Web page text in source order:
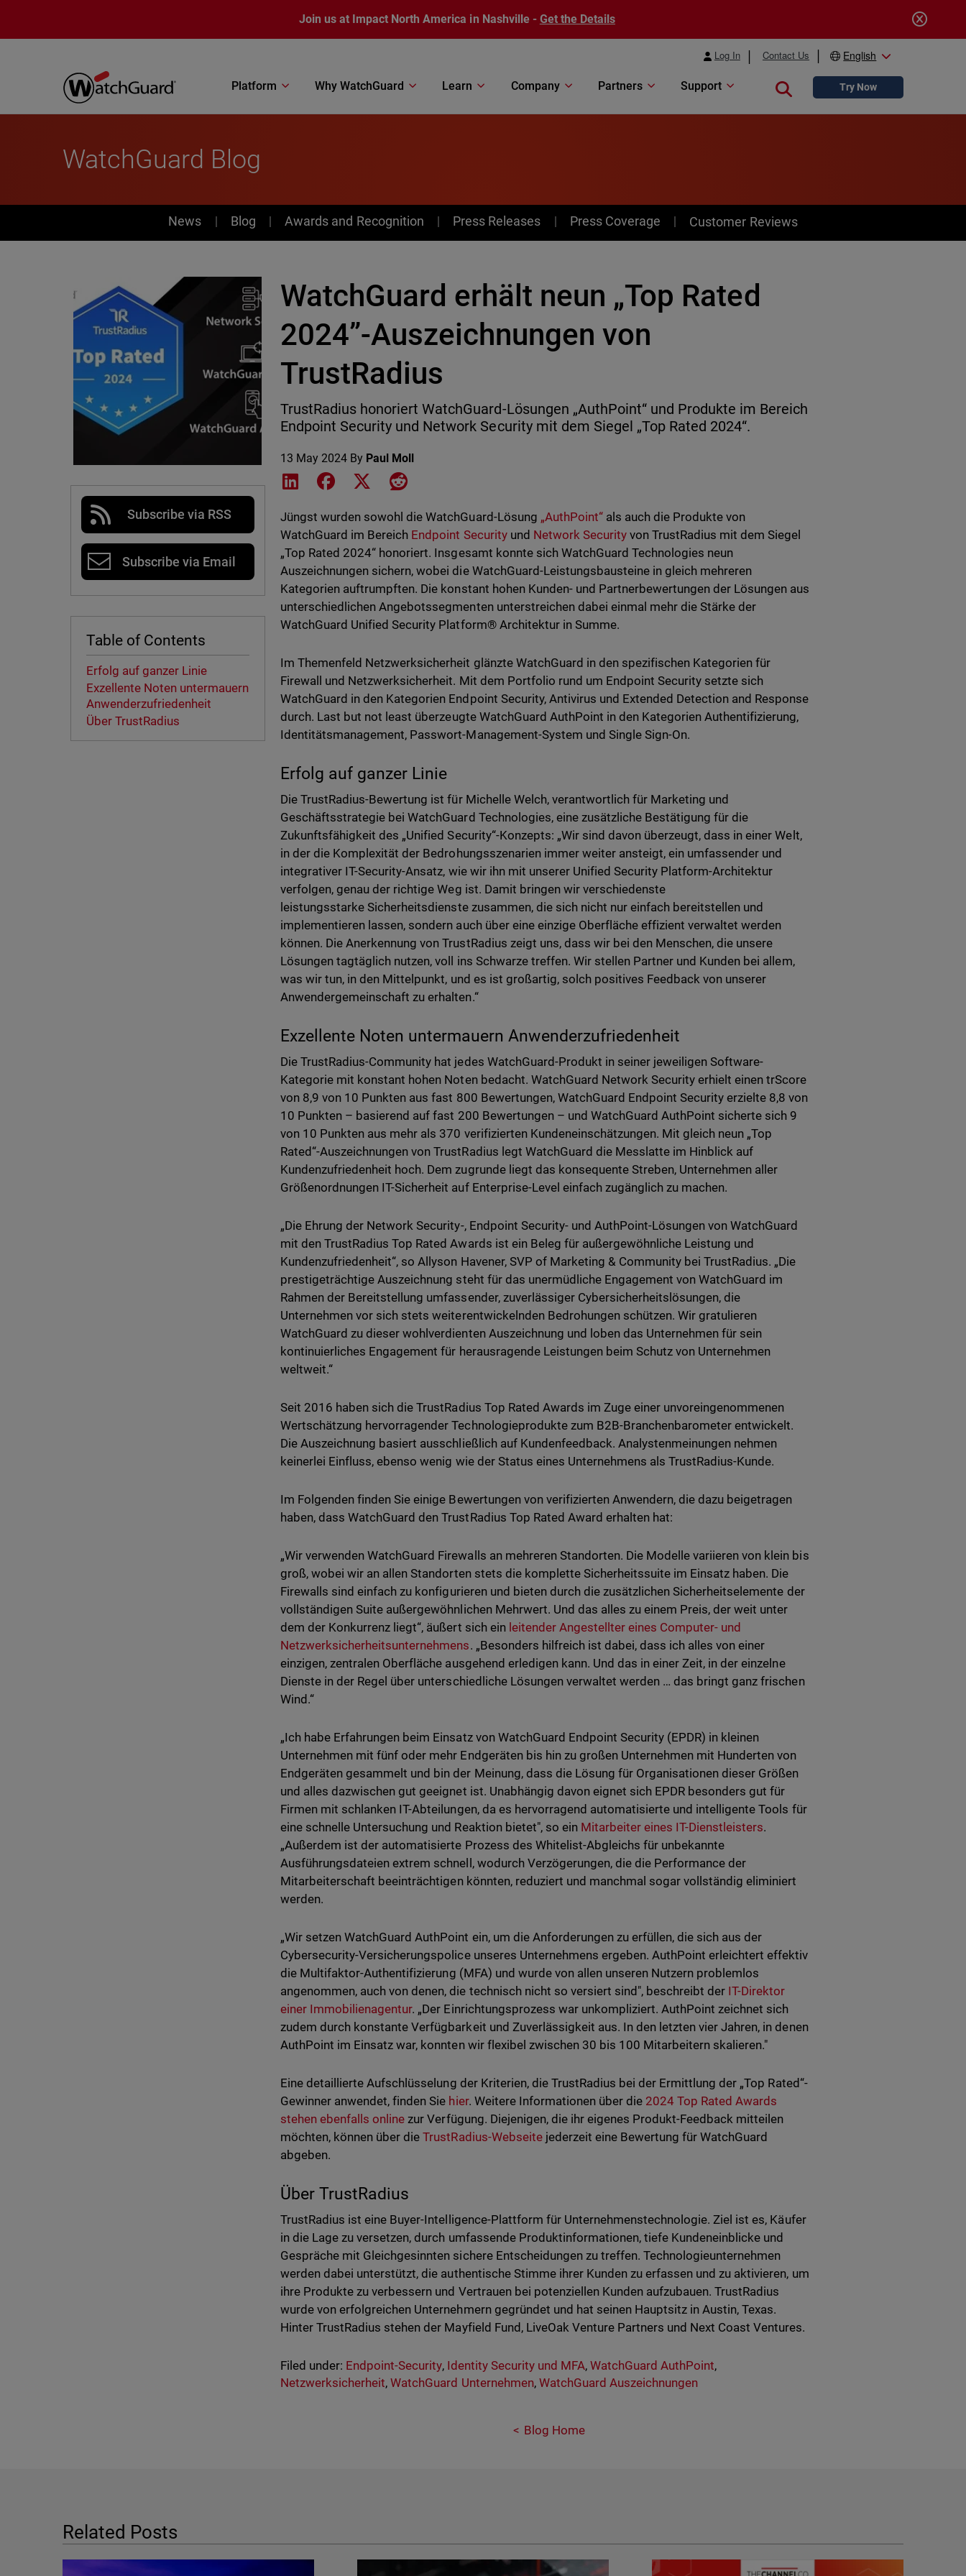
Join us at Impact North America in Nashville - Get the Details
Log In Contact Us English
Platform Why WatchGuard Learn Company Partners Support Close searchTry Now
WatchGuard Blog
News
News Blog Awards and Recognition Press Releases Press Coverage Customer Reviews
Subscribe via RSS
Subscribe via Email
Table of Contents
Erfolg auf ganzer Linie
Exzellente Noten untermauern
Anwenderzufriedenheit
Über TrustRadius
WatchGuard erhält neun „Top Rated
2024”-Auszeichnungen von
TrustRadius
TrustRadius honoriert WatchGuard-Lösungen „AuthPoint“ und Produkte im Bereich
Endpoint Security und Network Security mit dem Siegel „Top Rated 2024“.
13 May 2024 By Paul Moll
Share on LinkedIn
Share on Facebook
Share on XShare on Reddit
Jüngst wurden sowohl die WatchGuard-Lösung „AuthPoint“als auch die Produkte von
WatchGuard im Bereich Endpoint Securityund Network Security von TrustRadius mit dem Siegel
„Top Rated 2024“ honoriert. Insgesamt konnte sich WatchGuard Technologies neun
Auszeichnungen sichern, wobei die WatchGuard-Leistungsbausteine in gleich mehreren
Kategorien auftrumpften. Die konstant hohen Kunden- und Partnerbewertungen der Lösungen aus
unterschiedlichen Angebotssegmenten unterstreichen dabei einmal mehr die Stärke der
WatchGuard Unified Security Platform® Architektur in Summe.
Im Themenfeld Netzwerksicherheit glänzte WatchGuard in den spezifischen Kategorien für
Firewall und Netzwerksicherheit. Mit dem Portfolio rund um Endpoint Security setzte sich
WatchGuard in den Kategorien Endpoint Security, Antivirus und Extended Detection and Response
durch. Last but not least überzeugte WatchGuard AuthPoint in den Kategorien Authentifizierung,
Identitätsmanagement, Passwort-Management-System und Single Sign-On.
Erfolg auf ganzer Linie
Die TrustRadius-Bewertung ist für Michelle Welch, verantwortlich für Marketing und
Geschäftsstrategie bei WatchGuard Technologies, eine zusätzliche Bestätigung für die
Zukunftsfähigkeit des „Unified Security“-Konzepts: „Wir sind davon überzeugt, dass in einer Welt,
in der die Komplexität der Bedrohungsszenarien immer weiter ansteigt, ein umfassender und
integrativer IT-Security-Ansatz, wie wir ihn mit unserer Unified Security Platform-Architektur
verfolgen, genau der richtige Weg ist. Damit bringen wir verschiedenste
leistungsstarke Sicherheitsdienste zusammen, die sich nicht nur einfach bereitstellen und
implementieren lassen, sondern auch über eine einzige Oberfläche effizient verwaltet werden
können. Die Anerkennung von TrustRadius zeigt uns, dass wir bei den Menschen, die unsere
Lösungen tagtäglich nutzen, voll ins Schwarze treffen. Wir stellen Partner und Kunden bei allem,
was wir tun, in den Mittelpunkt, und es ist großartig, solch positives Feedback von unserer
Anwendergemeinschaft zu erhalten.“
Exzellente Noten untermauern Anwenderzufriedenheit
Die TrustRadius-Community hat jedes WatchGuard-Produkt in seiner jeweiligen Software-
Kategorie mit konstant hohen Noten bedacht. WatchGuard Network Security erhielt einen trScore
von 8,9 von 10 Punkten aus fast 800 Bewertungen, WatchGuard Endpoint Security erzielte 8,8 von
10 Punkten – basierend auf fast 200 Bewertungen – und WatchGuard AuthPoint sicherte sich 9
von 10 Punkten aus mehr als 370 verifizierten Kundeneinschätzungen. Mit gleich neun „Top
Rated“-Auszeichnungen von TrustRadius legt WatchGuard die Messlatte im Hinblick auf
Kundenzufriedenheit hoch. Dem zugrunde liegt das konsequente Streben, Unternehmen aller
Größenordnungen IT-Sicherheit auf Enterprise-Level einfach zugänglich zu machen.
„Die Ehrung der Network Security-, Endpoint Security- und AuthPoint-Lösungen von WatchGuard
mit den TrustRadius Top Rated Awards ist ein Beleg für außergewöhnliche Leistung und
Kundenzufriedenheit“, so Allyson Havener, SVP of Marketing & Community bei TrustRadius. „Die
prestigeträchtige Auszeichnung steht für das unermüdliche Engagement von WatchGuard im
Rahmen der Bereitstellung umfassender, zuverlässiger Cybersicherheitslösungen, die
Unternehmen vor sich stets weiterentwickelnden Bedrohungen schützen. Wir gratulieren
WatchGuard zu dieser wohlverdienten Auszeichnung und loben das Unternehmen für sein
kontinuierliches Engagement für herausragende Leistungen beim Schutz von Unternehmen
weltweit.“
Seit 2016 haben sich die TrustRadius Top Rated Awards im Zuge einer unvoreingenommenen
Wertschätzung hervorragender Technologieprodukte zum B2B-Branchenbarometer entwickelt.
Die Auszeichnung basiert ausschließlich auf Kundenfeedback. Analystenmeinungen nehmen
keinerlei Einfluss, ebenso wenig wie der Status eines Unternehmens als TrustRadius-Kunde.
Im Folgenden finden Sie einige Bewertungen von verifizierten Anwendern, die dazu beigetragen
haben, dass WatchGuard den TrustRadius Top Rated Award erhalten hat:
„Wir verwenden WatchGuard Firewalls an mehreren Standorten. Die Modelle variieren von klein bis
groß, wobei wir an allen Standorten stets die komplette Sicherheitssuite im Einsatz haben. Die
Firewalls sind einfach zu konfigurieren und bieten durch die zusätzlichen Sicherheitselemente der
vollständigen Suite außergewöhnlichen Mehrwert. Und das alles zu einem Preis, der weit unter
dem der Konkurrenz liegt“, äußert sich ein leitender Angestellter eines Computer- und
Netzwerksicherheitsunternehmens. „Besonders hilfreich ist dabei, dass ich alles von einer
einzigen, zentralen Oberfläche ausgehend erledigen kann. Und das in einer Zeit, in der einzelne
Dienste in der Regel über unterschiedliche Lösungen verwaltet werden … das bringt ganz frischen
Wind.“
„Ich habe Erfahrungen beim Einsatz von WatchGuard Endpoint Security (EPDR) in kleinen
Unternehmen mit fünf oder mehr Endgeräten bis hin zu großen Unternehmen mit Hunderten von
Endgeräten gesammelt und bin der Meinung, dass die Lösung für Organisationen dieser Größen
und alles dazwischen gut geeignet ist. Unabhängig davon eignet sich EPDR besonders gut für
Firmen mit schlanken IT-Abteilungen, da es hervorragend automatisierte und intelligente Tools für
eine schnelle Untersuchung und Reaktion bietet", so ein Mitarbeiter eines IT-Dienstleisters.
„Außerdem ist der automatisierte Prozess des Whitelist-Abgleichs für unbekannte
Ausführungsdateien extrem schnell, wodurch Verzögerungen, die die Performance der
Mitarbeiterschaft beeinträchtigen könnten, reduziert und manchmal sogar vollständig eliminiert
werden.
„Wir setzen WatchGuard AuthPoint ein, um die Anforderungen zu erfüllen, die sich aus der
Cybersecurity-Versicherungspolice unseres Unternehmens ergeben. AuthPoint erleichtert effektiv
die Multifaktor-Authentifizierung (MFA) und wurde von allen unseren Nutzern problemlos
angenommen, auch von denen, die technisch nicht so versiert sind", beschreibt der IT-Direktor
einer Immobilienagentur. „Der Einrichtungsprozess war unkompliziert. AuthPoint zeichnet sich
zudem durch konstante Verfügbarkeit und Zuverlässigkeit aus. In den letzten vier Jahren, in denen
AuthPoint im Einsatz war, konnten wir flexibel zwischen 30 bis 100 Mitarbeitern skalieren."
Eine detaillierte Aufschlüsselung der Kriterien, die TrustRadius bei der Ermittlung der „Top Rated“-
Gewinner anwendet, finden Sie hier. Weitere Informationen über die 2024 Top Rated Awards
stehen ebenfalls online zur Verfügung. Diejenigen, die ihr eigenes Produkt-Feedback mitteilen
möchten, können über dieTrustRadius-Webseitejederzeit eine Bewertung für WatchGuard
abgeben.
Über TrustRadius
TrustRadius ist eine Buyer-Intelligence-Plattform für Unternehmenstechnologie. Ziel ist es, Käufer
in die Lage zu versetzen, durch umfassende Produktinformationen, tiefe Kundeneinblicke und
Gespräche mit Gleichgesinnten sichere Entscheidungen zu treffen. Technologieunternehmen
werden dabei unterstützt, die authentische Stimme ihrer Kunden zu erfassen und zu aktivieren, um
ihre Produkte zu verbessern und Vertrauen bei potenziellen Kunden aufzubauen. TrustRadius
wurde von erfolgreichen Unternehmern gegründet und hat seinen Hauptsitz in Austin, Texas.
Hinter TrustRadius stehen der Mayfield Fund, LiveOak Venture Partners und Next Coast Ventures.
Filed under: Endpoint-Security, Identity Security und MFA,WatchGuard AuthPoint,
Netzwerksicherheit,WatchGuard Unternehmen, WatchGuard Auszeichnungen
Blog Home
Related Posts